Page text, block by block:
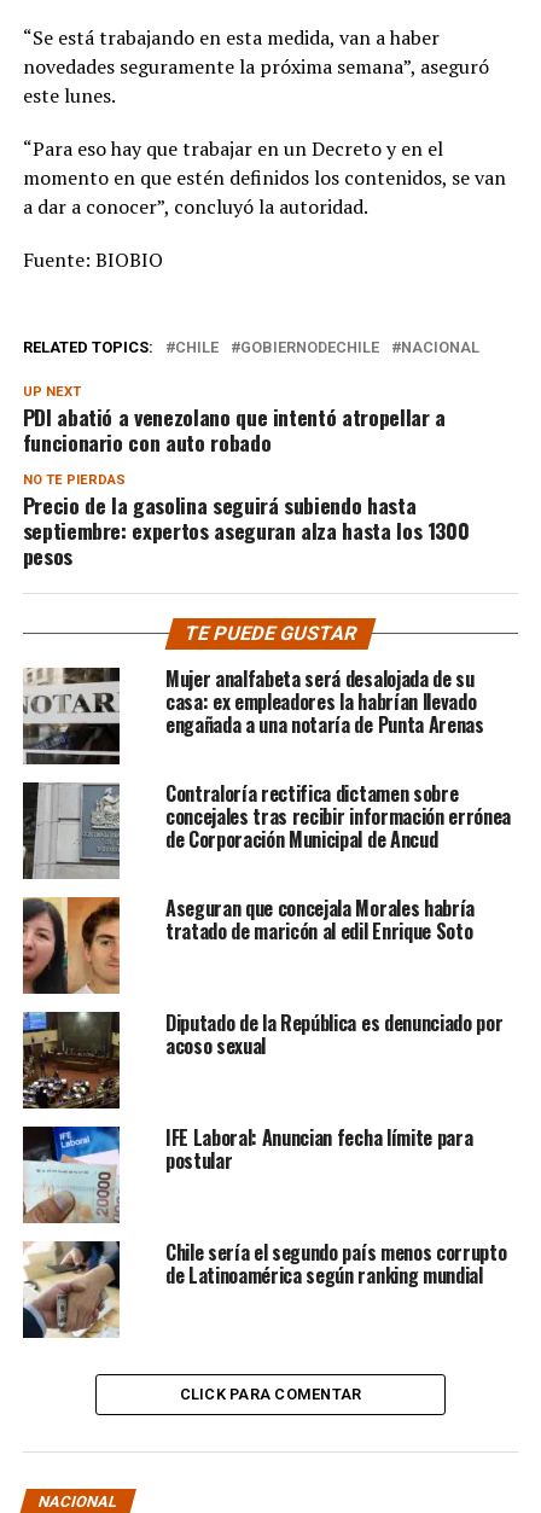
“Se está trabajando en esta medida, van a haber
novedades seguramente la próxima semana”, aseguró
este lunes.
“Para eso hay que trabajar en un Decreto y en el
momento en que estén definidos los contenidos, se van
a dar a conocer”, concluyó la autoridad.
Fuente: BIOBIO
RELATED TOPICS: CHILE GOBIERNODECHILE NACIONAL
UP NEXT
PDI abatió a venezolano que intentó atropellar a
funcionario con auto robado
NO TE PIERDAS
Precio de la gasolina seguirá subiendo hasta
septiembre: expertos aseguran alza hasta los 1300
pesos
TE PUEDE GUSTAR
Mujer analfabeta será desalojada de su
casa: ex empleadores la habrían llevado
engañada a una notaría de Punta Arenas
Contraloría rectifica dictamen sobre
concejales tras recibir información errónea
de Corporación Municipal de Ancud
Aseguran que concejala Morales habría
tratado de maricón al edil Enrique Soto
Diputado de la República es denunciado por
acoso sexual
IFE Laboral: Anuncian fecha límite para
postular
Chile sería el segundo país menos corrupto
de Latinoamérica según ranking mundial
CLICK PARA COMENTAR
NACIONAL